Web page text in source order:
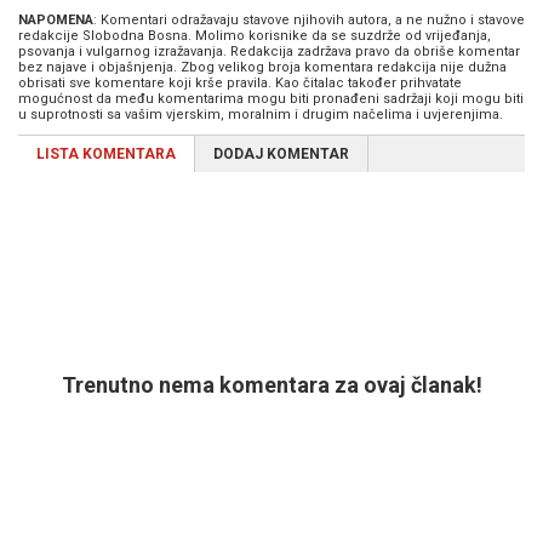
NAPOMENA: Komentari odražavaju stavove njihovih autora, a ne nužno i stavove
redakcije Slobodna Bosna. Molimo korisnike da se suzdrže od vrijeđanja,
psovanja i vulgarnog izražavanja. Redakcija zadržava pravo da obriše komentar
bez najave i objašnjenja. Zbog velikog broja komentara redakcija nije dužna
obrisati sve komentare koji krše pravila. Kao čitalac također prihvatate
mogućnost da među komentarima mogu biti pronađeni sadržaji koji mogu biti
u suprotnosti sa vašim vjerskim, moralnim i drugim načelima i uvjerenjima.
LISTA KOMENTARA DODAJ KOMENTAR
Trenutno nema komentara za ovaj članak!